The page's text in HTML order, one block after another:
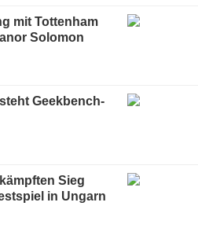
mit Tottenham
Solomon
Geekbench-
Sieg
in Ungarn